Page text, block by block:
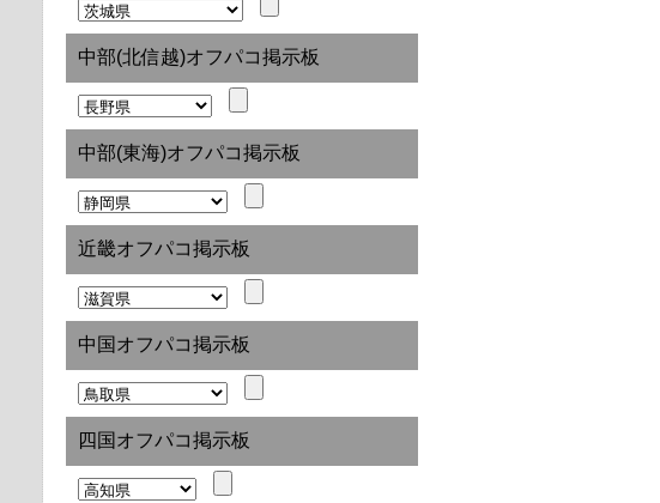
中部(北信越)オフパコ掲示板
中部(東海)オフパコ掲示板
近畿オフパコ掲示板
中国オフパコ掲示板
四国オフパコ掲示板